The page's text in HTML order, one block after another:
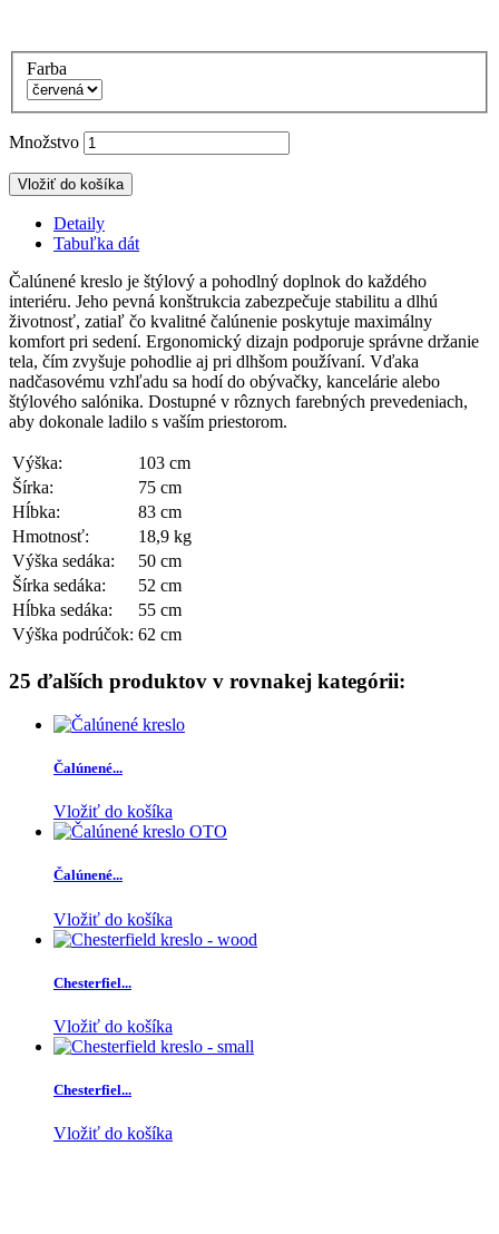
Farba
Množstvo
Vložiť do košíka
Detaily
Tabuľka dát
Čalúnené kreslo je štýlový a pohodlný doplnok do každého
interiéru. Jeho pevná konštrukcia zabezpečuje stabilitu a dlhú
životnosť, zatiaľ čo kvalitné čalúnenie poskytuje maximálny
komfort pri sedení. Ergonomický dizajn podporuje správne držanie
tela, čím zvyšuje pohodlie aj pri dlhšom používaní. Vďaka
nadčasovému vzhľadu sa hodí do obývačky, kancelárie alebo
štýlového salónika. Dostupné v rôznych farebných prevedeniach,
aby dokonale ladilo s vaším priestorom.
Výška:
103 cm
Šírka:
75 cm
Hĺbka:
83 cm
Hmotnosť:
18,9 kg
Výška sedáka:
50 cm
Šírka sedáka:
52 cm
Hĺbka sedáka:
55 cm
Výška podrúčok: 62 cm
25 ďalších produktov v rovnakej kategórii:
Čalúnené...
Vložiť do košíka
Čalúnené...
Vložiť do košíka
Chesterfiel...
Vložiť do košíka
Chesterfiel...
Vložiť do košíka